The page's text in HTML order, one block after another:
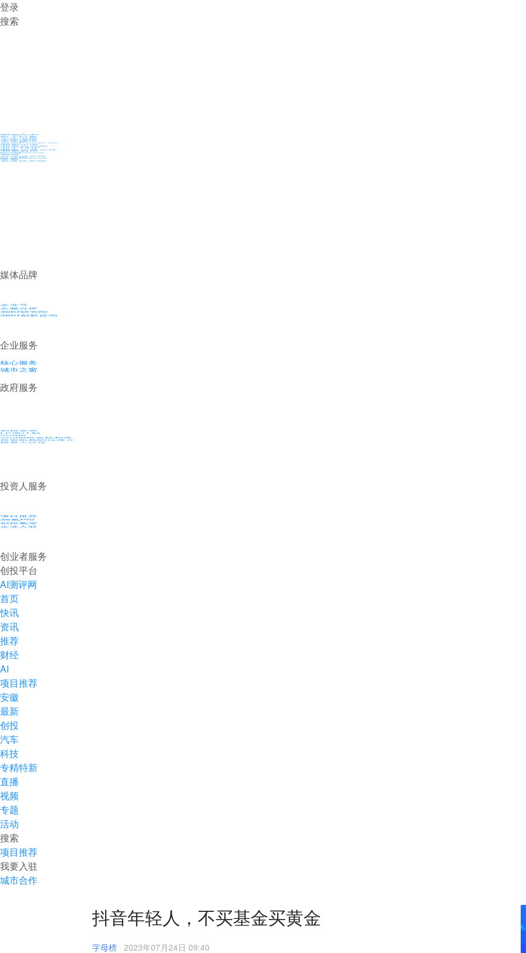
登录
搜索
36氪Auto
智能涌现
未来城市
启动Power on
36氪出海
潮生TIDE
36氪企服点评
36氪财经
职场bonus
36碳
暗涌Waves
硬氪
氪睿研究院
媒体品牌
企业号
企服点评
36Kr研究院
36Kr创新咨询
企业服务
核心服务
城市之窗
政府服务
创投发布
LP源计划
VClub
VClub投资机构库
投资机构职位推介
投资人认证
投资人服务
项目推荐
36氪Pro
创投氪堂
企业入驻
创业者服务
创投平台
AI测评网
首页
快讯
资讯
推荐
财经
AI
项目推荐
安徽
最新
创投
汽车
科技
专精特新
直播
视频
专题
活动
搜索
项目推荐
我要入驻
城市合作
抖音年轻人，不买基金买黄金
字母榜 · 2023年07月24日 09:40